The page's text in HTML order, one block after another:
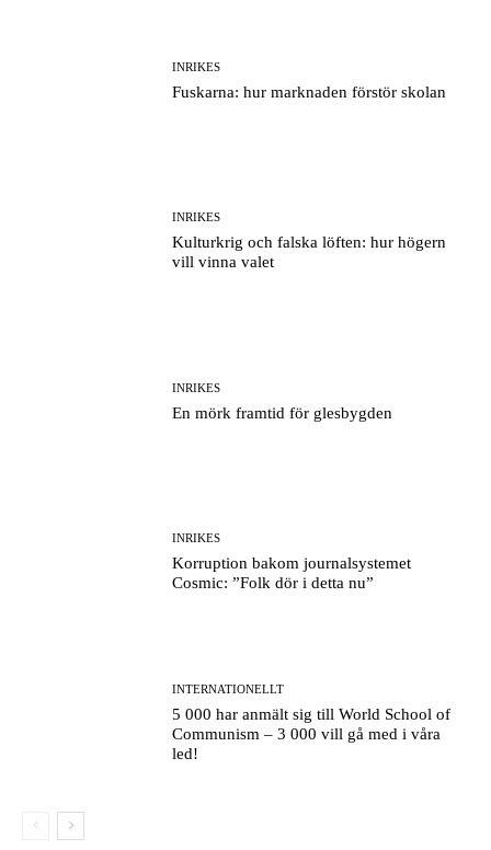
INRIKES
Fuskarna: hur marknaden förstör skolan
INRIKES
Kulturkrig och falska löften: hur högern
vill vinna valet
INRIKES
En mörk framtid för glesbygden
INRIKES
Korruption bakom journalsystemet
Cosmic: ”Folk dör i detta nu”
INTERNATIONELLT
5 000 har anmält sig till World School of
Communism – 3 000 vill gå med i våra
led!